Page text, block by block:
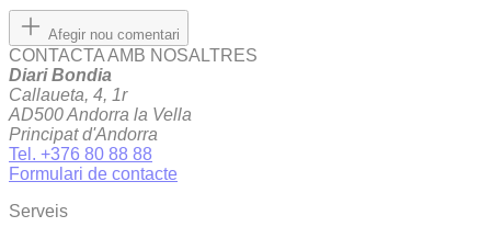
Afegir nou comentari
CONTACTA AMB NOSALTRES
Diari Bondia
Callaueta, 4, 1r
AD500 Andorra la Vella
Principat d'Andorra
Tel. +376 80 88 88
Formulari de contacte
Serveis